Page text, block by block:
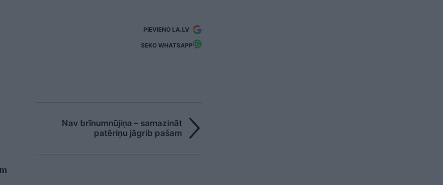
PIEVIENO LA.LV
SEKO WHATSAPP
Nav brīnumnūjiņa – samazināt
patēriņu jāgrib pašam